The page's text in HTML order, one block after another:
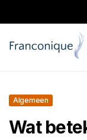
Algemeen
Wat